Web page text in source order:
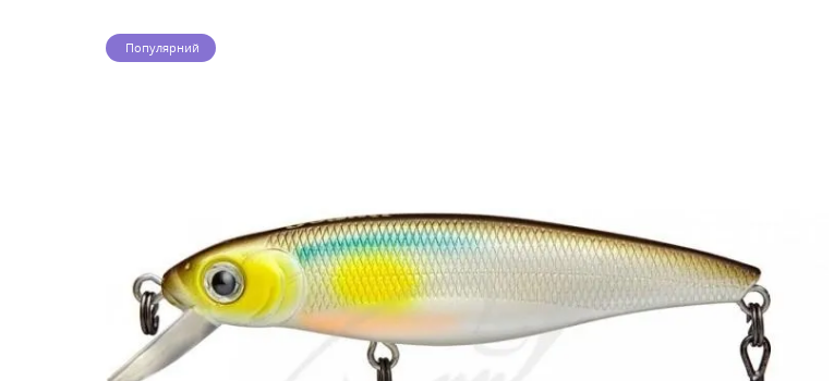
Популярний